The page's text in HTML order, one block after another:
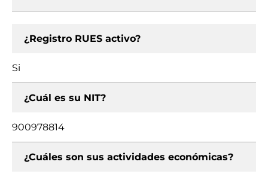
¿Registro RUES activo?
Si
¿Cuál es su NIT?
900978814
¿Cuáles son sus actividades económicas?